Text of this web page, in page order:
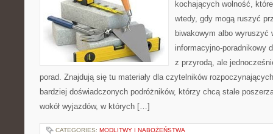
kochających wolność,
wtedy, gdy mogą ruszyć
biwakowym albo wyruszyć
informacyjno-poradnikowy
z przyrodą, ale
porad. Znajdują się tu materiały dla czytelników
bardziej doświadczonych podróżników, którzy chcą stale
wokół wyjazdów, w których […]
CATEGORIES: MODLITWY I NABOŻEŃSTWA